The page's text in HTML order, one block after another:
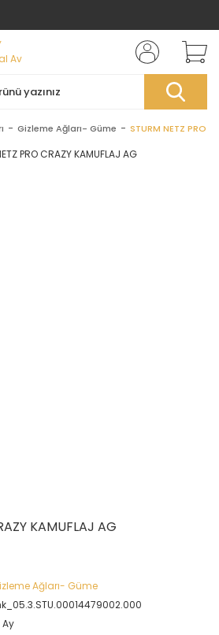
Gizleme Ağları- Güme STURM NETZ PRO
KAMUFLAJ AG
Ağları- Güme
Ay